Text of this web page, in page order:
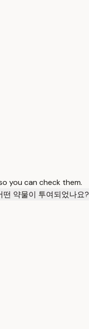
you can check them.
약물이 투여되었나요?